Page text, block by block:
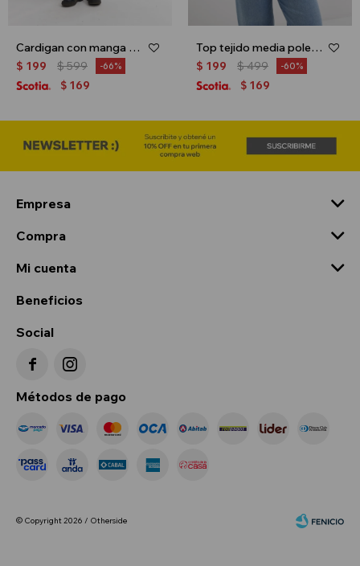
Cardigan con manga balloon - Azul
$ 199 $599 66
$ 169
Top tejido media polera - Lima
$ 199 $499 60
$ 169
Empresa
Compra
Mi cuenta
Beneficios
Social
 
Métodos de pago
© Copyright 2026 / Otherside